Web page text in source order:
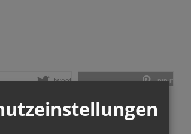
tweet pin it